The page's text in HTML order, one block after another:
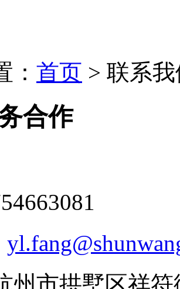
： 首页 > 联系
合作
州市拱墅区祥